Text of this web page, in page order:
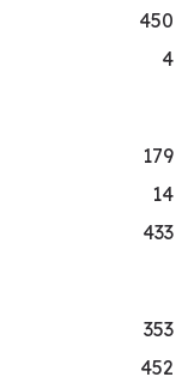
450
4
179
14
433
353
452